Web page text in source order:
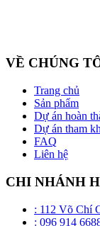
VỀ CHÚNG
Trang chủ
Sản phẩm
Dự án hoàn
Dự án tham
FAQ
Liên hệ
CHI NHÁNH
: 112 Võ Chí
: 096 914